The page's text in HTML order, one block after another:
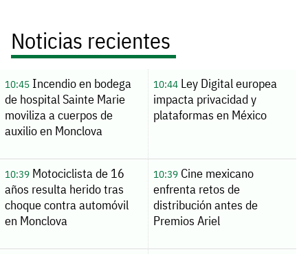
Noticias recientes
10:45Incendio en bodega
de hospital Sainte Marie
moviliza a cuerpos de
auxilio en Monclova
10:44Ley Digital europea
impacta privacidad y
plataformas en México
10:39Motociclista de 16
años resulta herido tras
choque contra automóvil
en Monclova
10:39Cine mexicano
enfrenta retos de
distribución antes de
Premios Ariel